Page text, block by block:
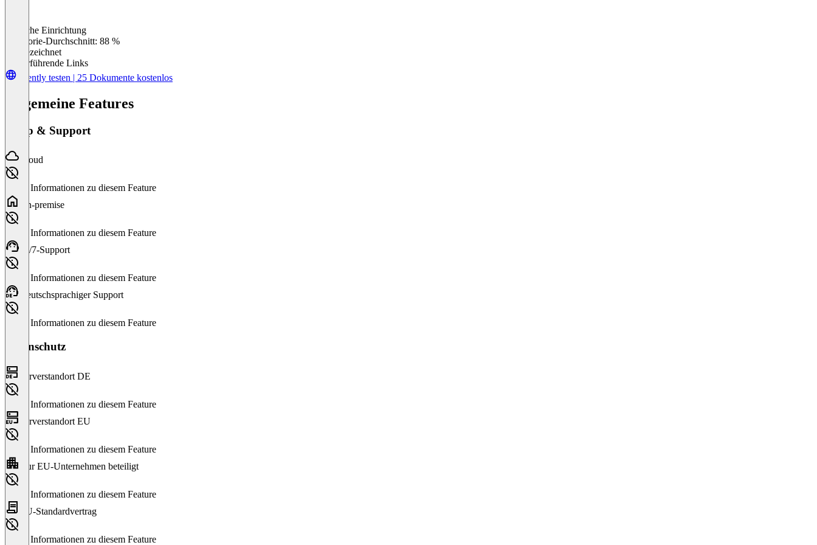
Einfache Einrichtung
Kategorie-Durchschnitt: 88 %
Ausgezeichnet
Weiterführende Links
Filently testen | 25 Dokumente kostenlos
Allgemeine Features
Setup & Support
Cloud
Keine Informationen zu diesem Feature
On-premise
Keine Informationen zu diesem Feature
24/7-Support
Keine Informationen zu diesem Feature
Deutschsprachiger Support
Keine Informationen zu diesem Feature
Datenschutz
Serverstandort DE
Keine Informationen zu diesem Feature
Serverstandort EU
Keine Informationen zu diesem Feature
Nur EU-Unternehmen beteiligt
Keine Informationen zu diesem Feature
EU-Standardvertrag
Keine Informationen zu diesem Feature